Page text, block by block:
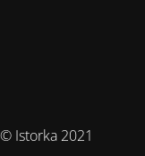
© Istorka 2021